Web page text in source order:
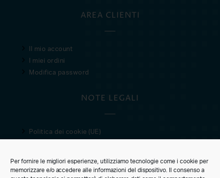
Per fornire le migliori esperienze, utilizziamo tecnologie come i cookie per
memorizzare e/o accedere alle informazioni del dispositivo. Il consenso a
AREA CLIENTI
Il mio account
I miei ordini
Modifica password
NOTE LEGALI
Politica dei cookie (UE)